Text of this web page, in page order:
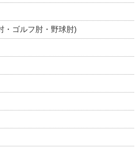
・ゴルフ肘・野球肘)